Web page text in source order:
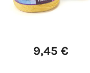
9,45 €